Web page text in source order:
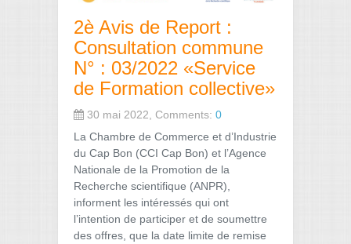
2è Avis de Report :
Consultation commune
N° : 03/2022 «Service
de Formation collective»
30 mai 2022, Comments: 0
La Chambre de Commerce et d’Industrie
du Cap Bon (CCI Cap Bon) et l’Agence
Nationale de la Promotion de la
Recherche scientifique (ANPR),
informent les intéressés qui ont
l’intention de participer et de soumettre
des offres, que la date limite de remise